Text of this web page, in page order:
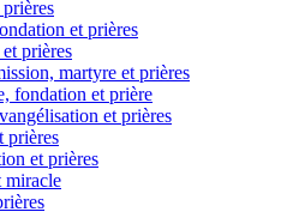
et prières
prières
martyre et prières
fondation et prière
et prières
prières
et prières
miracle